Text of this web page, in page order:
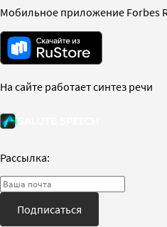
Мобильное приложение Forbes
На сайте работает синтез речи
Рассылка:
Подписаться